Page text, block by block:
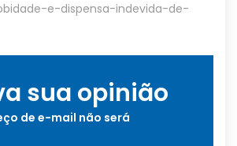
e-dispensa-indevida-de-
sua opinião
de e-mail não será